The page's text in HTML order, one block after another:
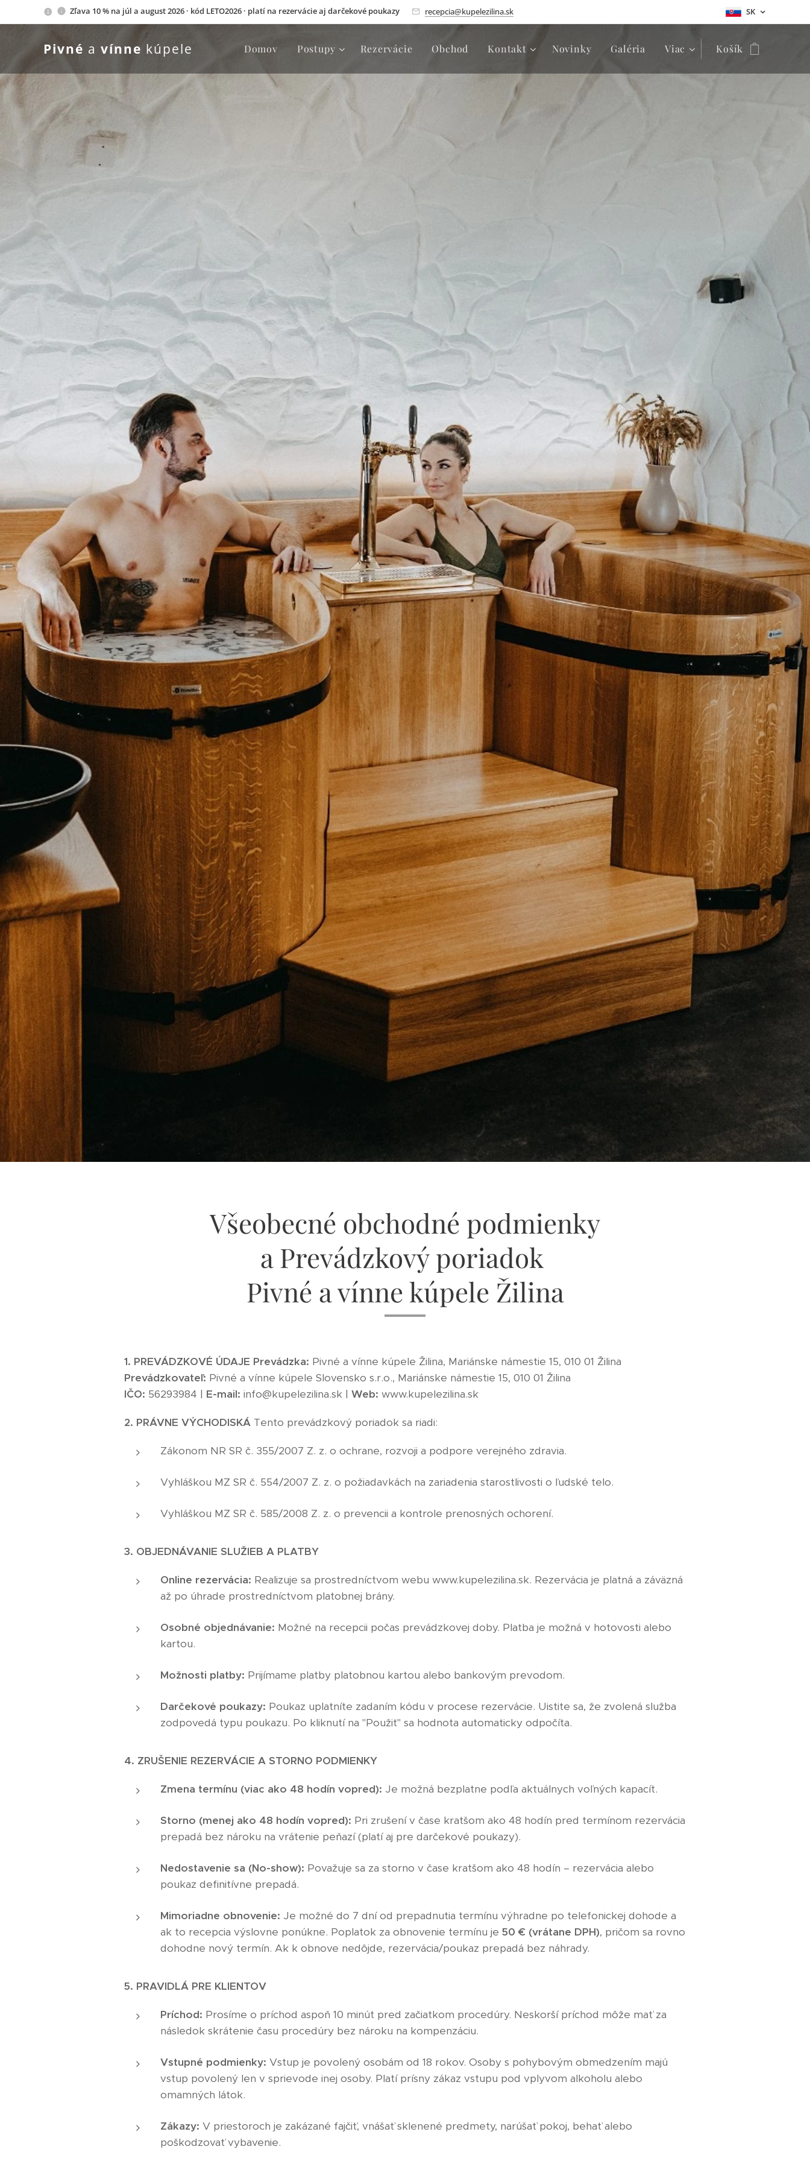
Zľava 10 % na júl a august 2026 · kód LETO2026 · platí na rezervácie aj darčekové poukazy recepcia@kupelezilina.sk SK
Pivné a vínne kúpele Domov Postupy Rezervácie Obchod Kontakt Novinky Galéria Viac Košík
Všeobecné obchodné podmienky
a Prevádzkový poriadok
Pivné a vínne kúpele Žilina
1. PREVÁDZKOVÉ ÚDAJE Prevádzka: Pivné a vínne kúpele Žilina, Mariánske námestie 15, 010 01 Žilina
Prevádzkovateľ: Pivné a vínne kúpele Slovensko s.r.o., Mariánske námestie 15, 010 01 Žilina
IČO: 56293984 | E-mail: info@kupelezilina.sk | Web: www.kupelezilina.sk
2. PRÁVNE VÝCHODISKÁTento prevádzkový poriadok sa riadi:
Zákonom NR SR č. 355/2007 Z. z. o ochrane, rozvoji a podpore verejného zdravia.
Vyhláškou MZ SR č. 554/2007 Z. z. o požiadavkách na zariadenia starostlivosti o ľudské telo.
Vyhláškou MZ SR č. 585/2008 Z. z. o prevencii a kontrole prenosných ochorení.
3. OBJEDNÁVANIE SLUŽIEB A PLATBY
Online rezervácia: Realizuje sa prostredníctvom webu www.kupelezilina.sk. Rezervácia je platná a záväzná
až po úhrade prostredníctvom platobnej brány.
Osobné objednávanie: Možné na recepcii počas prevádzkovej doby. Platba je možná v hotovosti alebo
kartou.
Možnosti platby: Prijímame platby platobnou kartou alebo bankovým prevodom.
Darčekové poukazy: Poukaz uplatníte zadaním kódu v procese rezervácie. Uistite sa, že zvolená služba
zodpovedá typu poukazu. Po kliknutí na "Použiť" sa hodnota automaticky odpočíta.
4. ZRUŠENIE REZERVÁCIE A STORNO PODMIENKY
Zmena termínu (viac ako 48 hodín vopred): Je možná bezplatne podľa aktuálnych voľných kapacít.
Storno (menej ako 48 hodín vopred): Pri zrušení v čase kratšom ako 48 hodín pred termínom rezervácia
prepadá bez nároku na vrátenie peňazí (platí aj pre darčekové poukazy).
Nedostavenie sa (No-show): Považuje sa za storno v čase kratšom ako 48 hodín – rezervácia alebo
poukaz definitívne prepadá.
Mimoriadne obnovenie: Je možné do 7 dní od prepadnutia termínu výhradne po telefonickej dohode a
ak to recepcia výslovne ponúkne. Poplatok za obnovenie termínu je 50 € (vrátane DPH), pričom sa rovno
dohodne nový termín. Ak k obnove nedôjde, rezervácia/poukaz prepadá bez náhrady.
5. PRAVIDLÁ PRE KLIENTOV
Príchod: Prosíme o príchod aspoň 10 minút pred začiatkom procedúry. Neskorší príchod môže mať za
následok skrátenie času procedúry bez nároku na kompenzáciu.
Vstupné podmienky: Vstup je povolený osobám od 18 rokov. Osoby s pohybovým obmedzením majú
vstup povolený len v sprievode inej osoby. Platí prísny zákaz vstupu pod vplyvom alkoholu alebo
omamných látok.
Zákazy: V priestoroch je zakázané fajčiť, vnášať sklenené predmety, narúšať pokoj, behať alebo
poškodzovať vybavenie.